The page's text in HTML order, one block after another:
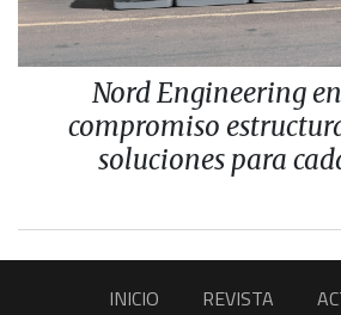
Nord Engineering
compromiso
soluciones para
INICIO REVISTA